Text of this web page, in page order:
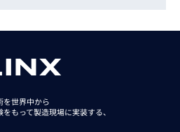
を世界中から
をもって製造現場に実装する、